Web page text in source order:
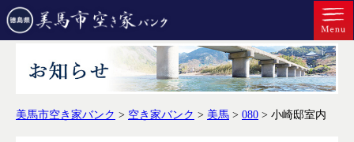
美馬市空き家バンク > 空き家バンク > 美馬 > 080 > 小崎邸室内